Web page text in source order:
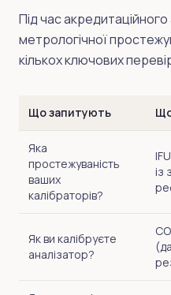
Під час
метрологічної
кількох ключових
Що запитують
Яка
простежуваність
ваших
калібраторів?
із
Як ви калібруєте
аналізатор?